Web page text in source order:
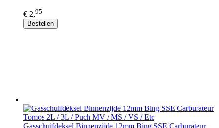
€ 2,95
Bestellen
Gasschuifdeksel Binnenzijde 12mm Bing SSE Carburateur